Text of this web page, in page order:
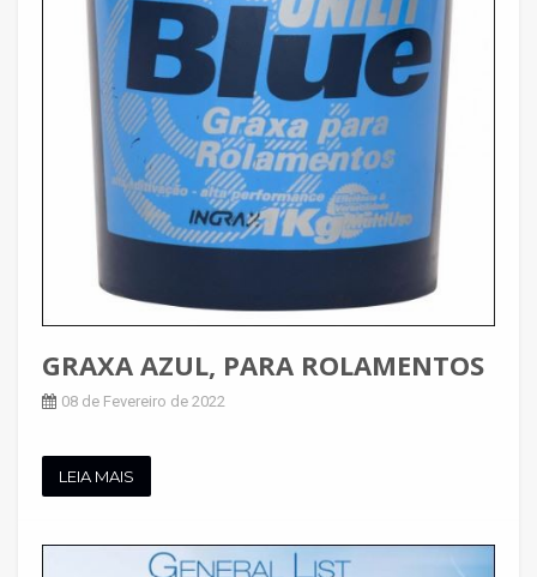
GRAXA AZUL, PARA ROLAMENTOS
08 de Fevereiro de 2022
LEIA MAIS